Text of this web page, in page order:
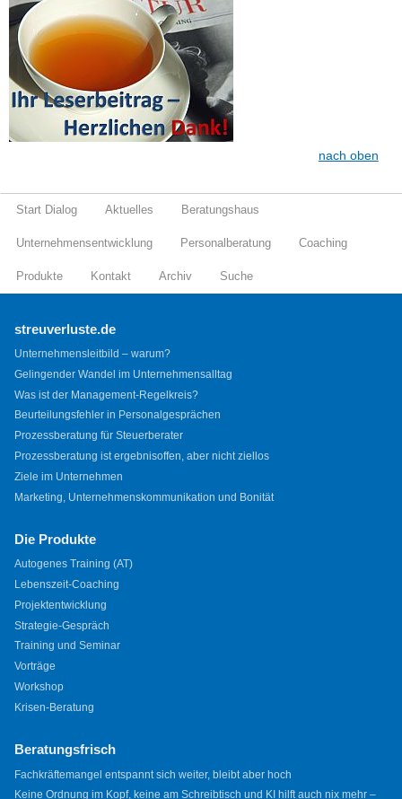
nach oben
Start Dialog Aktuelles Beratungshaus
Unternehmensentwicklung Personalberatung Coaching
Produkte Kontakt Archiv Suche
streuverluste.de
Unternehmensleitbild – warum?
Gelingender Wandel im Unternehmensalltag
Was ist der Management-Regelkreis?
Beurteilungsfehler in Personalgesprächen
Prozessberatung für Steuerberater
Prozessberatung ist ergebnisoffen, aber nicht ziellos
Ziele im Unternehmen
Marketing, Unternehmenskommunikation und Bonität
Die Produkte
Autogenes Training (AT)
Lebenszeit-Coaching
Projektentwicklung
Strategie-Gespräch
Training und Seminar
Vorträge
Workshop
Krisen-Beratung
Beratungsfrisch
Fachkräftemangel entspannt sich weiter, bleibt aber hoch
Keine Ordnung im Kopf, keine am Schreibtisch und KI hilft auch nix mehr –